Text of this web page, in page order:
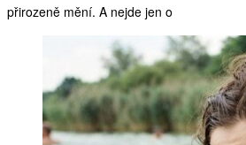
přirozeně mění. A nejde jen o